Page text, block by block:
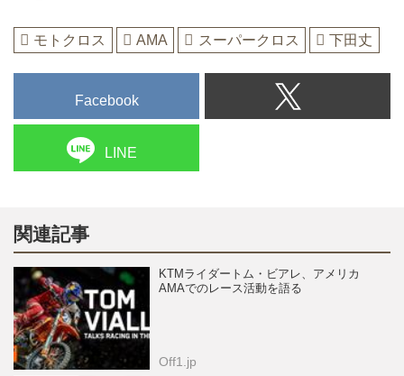
モトクロス AMA スーパークロス 下田丈
Facebook
LINE
関連記事
KTMライダートム・ビアレ、アメリカ
AMAでのレース活動を語る
Off1.jp